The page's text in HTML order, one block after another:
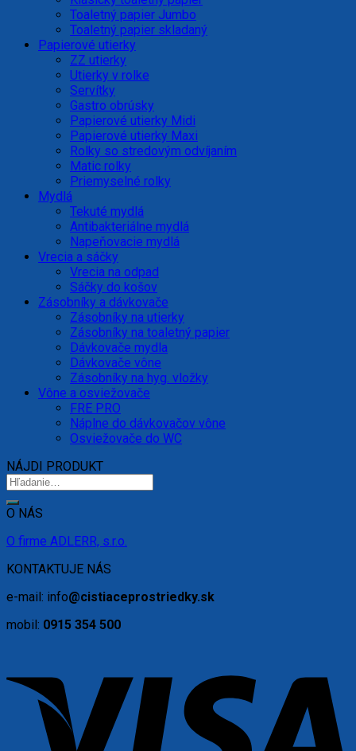
Toaletný papier Jumbo
Toaletný papier skladaný
Papierové utierky
ZZ utierky
Utierky v rolke
Servítky
Gastro obrúsky
Papierové utierky Midi
Papierové utierky Maxi
Rolky so stredovým odvíjaním
Matic rolky
Priemyselné rolky
Mydlá
Tekuté mydlá
Antibakteriálne mydlá
Napeňovacie mydlá
Vrecia a sáčky
Vrecia na odpad
Sáčky do košov
Zásobníky a dávkovače
Zásobníky na utierky
Zásobníky na toaletný papier
Dávkovače mydla
Dávkovače vône
Zásobníky na hyg. vložky
Vône a osviežovače
FRE PRO
Náplne do dávkovačov vône
Osviežovače do WC
NÁJDI PRODUKT
O NÁS
O firme ADLERR, s.r.o.
KONTAKTUJE NÁS
e-mail: info@cistiaceprostriedky.sk
mobil: 0915 354 500